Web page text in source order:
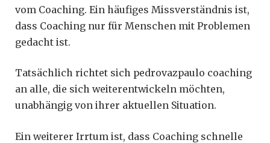
vom Coaching. Ein häufiges Missverständnis ist,
dass Coaching nur für Menschen mit Problemen
gedacht ist.
Tatsächlich richtet sich pedrovazpaulo coaching
an alle, die sich weiterentwickeln möchten,
unabhängig von ihrer aktuellen Situation.
Ein weiterer Irrtum ist, dass Coaching schnelle